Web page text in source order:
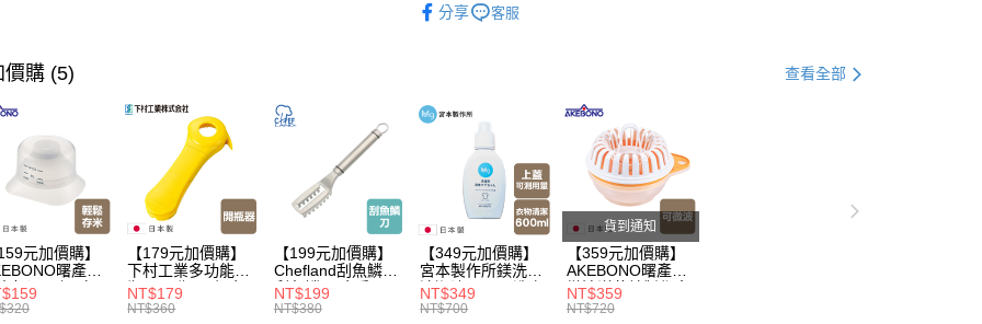
1.本服務係由「台灣大哥大股份有限公司」（以下簡稱本公司）所提供，讓
2.基於同意付款使用「大哥付你分期」之契約關係目的，商店將以您的個人
資料（包含姓名、電話或地址）提供予台灣大哥大進項蒐集、處理及利
用，由本公司與您本人進行分期帳單所需資料之確認、核對及更正。
3.完整用戶服務條款，請詳閱以下連結：https://oppay.tw/userRule
▶父親節下殺5折up｜官網獨家只
【🎉歡慶父親節 瘋殺5折up】
▶【限時加價購$159up】官網獨
家搶購！
【🎉歡慶父親節 瘋殺5折up】 ▶歡慶父親節 ，全館瘋殺5折up
分享 客服
價購 (5) 查看全部
元加價購】
曙產業
杯漏斗組(白)/
杯/米桶/量米
【179元加價購】
下村工業多功能開
瓶器/開瓶器/餐廚
用品/料理道具/任
NT$179
NT$360
【199元加價購】
Chefland刮魚鱗刀/
刮魚鱗器/廚房用
品/料理道具/任二
NT$199
NT$380
【349元加價購】
宮本製作所鎂洗衣
清潔液600ml/洗衣
精/洗衣鎂/洗衣用
NT$349
NT$700
貨到通知
【359元加價購】
AKEBONO曙產業
微波洋芋片製作盒/
料理盒/健康零食/
NT$359
NT$720